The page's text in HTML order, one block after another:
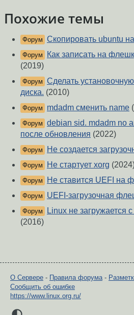
Похожие темы
Форум Скопировать ubuntu
Форум
Как записать на
(2019)
Форум Сделать
диска. (2010)
Форум mdadm сменить name
Форум debian sid. mdadm no
после обновления (2022)
Форум Не создается
Форум Не стартует xorg
Форум Не ставится UEFI на
Форум UEFI-загрузочная
Форум
Linux не загружается
(2016)
О Сервере - Правила форума-
Сообщить об ошибке
https://www.linux.org.ru/